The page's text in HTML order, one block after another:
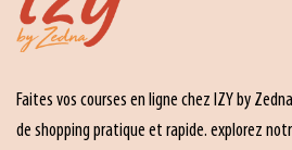
Faites vos courses en ligne chez IZY by
de shopping pratique et rapide. explorez